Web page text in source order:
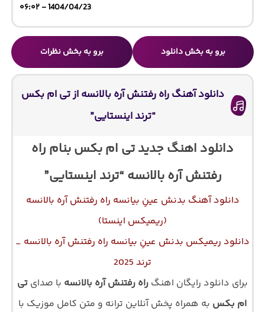
1404/04/23 - ۰۶:۰۲
برو به بخش دانلود برو به بخش نظرات
دانلود آهنگ راه رفتنش آره بالانسه از تی ام بکس
“ترند اینستایی”
دانلود اهنگ جدید تی ام بکس بنام راه
رفتنش آره بالانسه “ترند اینستایی”
دانلود آهنگ بدنش عینِ بیانسه راه رفتنش آره بالانسه
(ریمیکس اینستا)
دانلود ریمیکس بدنش عینِ بیانسه راه رفتنش آره بالانسه _
ترند 2025
برای دانلود رایگان اهنگ راه رفتنش آره بالانسه با صدای تی
ام بکس به همراه پخش آنلاین ترانه و متن کامل موزیک با